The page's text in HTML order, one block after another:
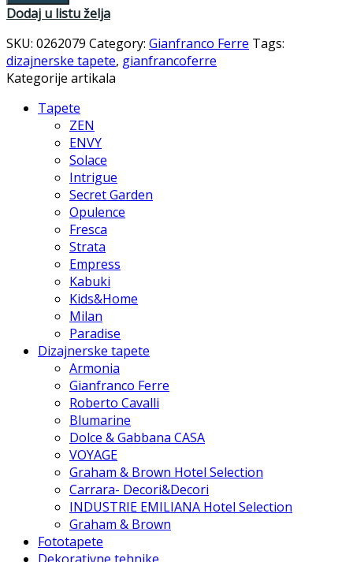
Dodaj u listu želja
SKU: 0262079 Category: Gianfranco Ferre Tags:
dizajnerske tapete, gianfrancoferre
Kategorije artikala
Tapete
ZEN
ENVY
Solace
Intrigue
Secret Garden
Opulence
Fresca
Strata
Empress
Kabuki
Kids&Home
Milan
Paradise
Dizajnerske tapete
Armonia
Gianfranco Ferre
Roberto Cavalli
Blumarine
Dolce & Gabbana CASA
VOYAGE
Graham & Brown Hotel Selection
Carrara- Decori&Decori
INDUSTRIE EMILIANA Hotel Selection
Graham & Brown
Fototapete